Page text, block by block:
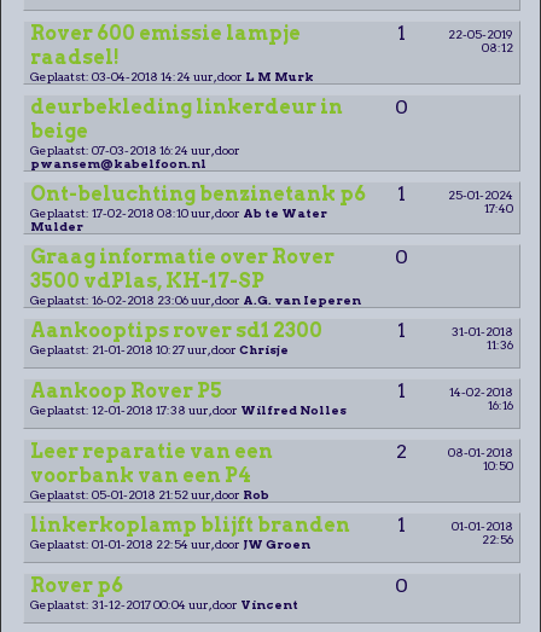
Rover 600 emissie lampje
raadsel!
1
22-05-2019
08:12
Geplaatst: 03-04-2018 14:24 uur, door L M Murk
deurbekleding linkerdeur in
beige
0
Geplaatst: 07-03-2018 16:24 uur, door
pwansem@kabelfoon.nl
Ont-beluchting benzinetank p6 1
25-01-2024
17:40
Geplaatst: 17-02-2018 08:10 uur, door Ab te Water
Mulder
Graag informatie over Rover
3500 vdPlas, KH-17-SP
0
Geplaatst: 16-02-2018 23:06 uur, door A.G. van Ieperen
Aankooptips rover sd1 2300 1
31-01-2018
11:36
Geplaatst: 21-01-2018 10:27 uur, door Chrisje
Aankoop Rover P5 1
14-02-2018
16:16
Geplaatst: 12-01-2018 17:38 uur, door Wilfred Nolles
Leer reparatie van een
voorbank van een P4
2
08-01-2018
10:50
Geplaatst: 05-01-2018 21:52 uur, door Rob
linkerkoplamp blijft branden 1
01-01-2018
22:56
Geplaatst: 01-01-2018 22:54 uur, door JW Groen
Rover p6 0
Geplaatst: 31-12-2017 00:04 uur, door Vincent